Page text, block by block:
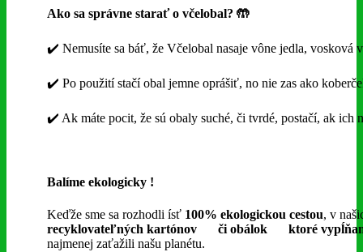
Ako sa správne starať o včelobal? 🤲
✔️ Nemusíte sa báť, že Včelobal nasaje vône jedla, vosková
✔️ Po použití stačí obal jemne oprášiť, no nie zas ako
✔️ Ak máte pocit, že sú obaly suché, či tvrdé, postačí, ak ich
Balíme ekologicky !
Keďže sme sa rozhodli ísť 100% ekologickou cestou, v
recyklovateľných kartónov
či obálok
ktoré
najmenej zaťažili našu planétu.